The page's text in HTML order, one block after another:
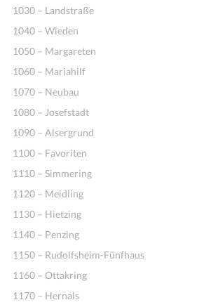
1030 – Landstraße
1040 – Wieden
1050 – Margareten
1060 – Mariahilf
1070 – Neubau
1080 – Josefstadt
1090 – Alsergrund
1100 – Favoriten
1110 – Simmering
1120 – Meidling
1130 – Hietzing
1140 – Penzing
1150 – Rudolfsheim-Fünfhaus
1160 – Ottakring
1170 – Hernals